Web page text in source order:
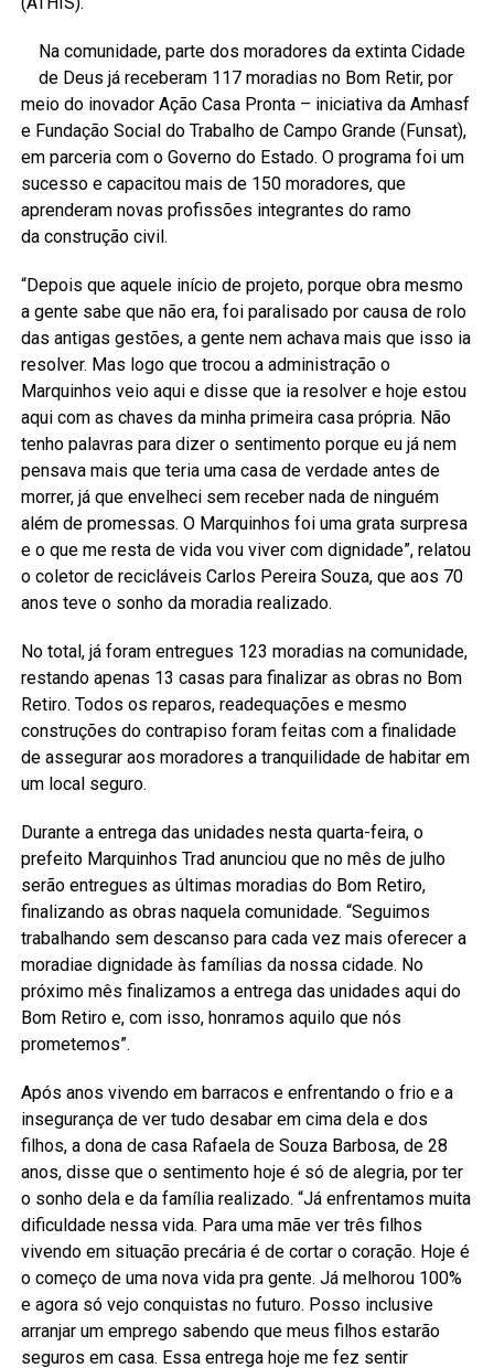
Na comunidade, parte dos moradores da extinta Cidade
de Deus já receberam 117 moradias no Bom Retir, por
meio do inovador Ação Casa Pronta – iniciativa da Amhasf
e Fundação Social do Trabalho de Campo Grande (Funsat),
em parceria com o Governo do Estado. O programa foi um
sucesso e capacitou mais de 150 moradores, que
aprenderam novas profissões integrantes do ramo
da construção civil.
“Depois que aquele início de projeto, porque obra mesmo
a gente sabe que não era, foi paralisado por causa de rolo
das antigas gestões, a gente nem achava mais que isso ia
resolver. Mas logo que trocou a administração o
Marquinhos veio aqui e disse que ia resolver e hoje estou
aqui com as chaves da minha primeira casa própria. Não
tenho palavras para dizer o sentimento porque eu já nem
pensava mais que teria uma casa de verdade antes de
morrer, já que envelheci sem receber nada de ninguém
além de promessas. O Marquinhos foi uma grata surpresa
e o que me resta de vida vou viver com dignidade”, relatou
o coletor de recicláveis Carlos Pereira Souza, que aos 70
anos teve o sonho da moradia realizado.
No total, já foram entregues 123 moradias na comunidade,
restando apenas 13 casas para finalizar as obras no Bom
Retiro. Todos os reparos, readequações e mesmo
construções do contrapiso foram feitas com a finalidade
de assegurar aos moradores a tranquilidade de habitar em
um local seguro.
Durante a entrega das unidades nesta quarta-feira, o
prefeito Marquinhos Trad anunciou que no mês de julho
serão entregues as últimas moradias do Bom Retiro,
finalizando as obras naquela comunidade. “Seguimos
trabalhando sem descanso para cada vez mais oferecer a
moradiae dignidade às famílias da nossa cidade. No
próximo mês finalizamos a entrega das unidades aqui do
Bom Retiro e, com isso, honramos aquilo que nós
prometemos”.
Após anos vivendo em barracos e enfrentando o frio e a
insegurança de ver tudo desabar em cima dela e dos
filhos, a dona de casa Rafaela de Souza Barbosa, de 28
anos, disse que o sentimento hoje é só de alegria, por ter
o sonho dela e da família realizado. “Já enfrentamos muita
dificuldade nessa vida. Para uma mãe ver três filhos
vivendo em situação precária é de cortar o coração. Hoje é
o começo de uma nova vida pra gente. Já melhorou 100%
e agora só vejo conquistas no futuro. Posso inclusive
arranjar um emprego sabendo que meus filhos estarão
seguros em casa. Essa entrega hoje me fez sentir